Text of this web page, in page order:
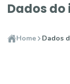
Dados
Home Dados